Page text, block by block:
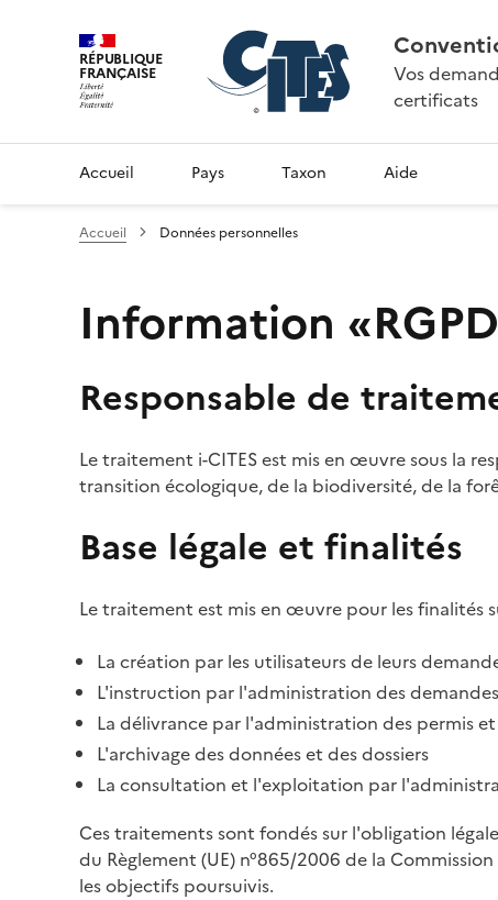
RÉPUBLIQUE
FRANÇAISE
Vos
certificats
Accueil Pays Taxon Aide
Accueil Données personnelles
Information
Responsable de
Le traitement i-CITES est mis en œuvre sous la
transition écologique, de la biodiversité, de la
Base légale et finalités
Le traitement est mis en œuvre pour les finalités
La création par les utilisateurs de leurs
L'instruction par l'administration des
La délivrance par l'administration des permis
L'archivage des données et des dossiers
La consultation et l'exploitation par
Ces traitements sont fondés sur l'obligation
du Règlement (UE) n°865/2006 de la
les objectifs poursuivis.